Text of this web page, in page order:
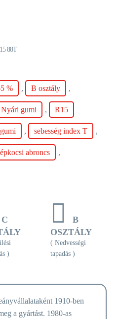
88T
% , B osztály ,
Nyári gumi , R15
, sebesség index T ,
abroncs ,
C
)
B
OSZTÁLY
( Nedvességi
tapadás )
1910-ben
a gyártást. 1980-as